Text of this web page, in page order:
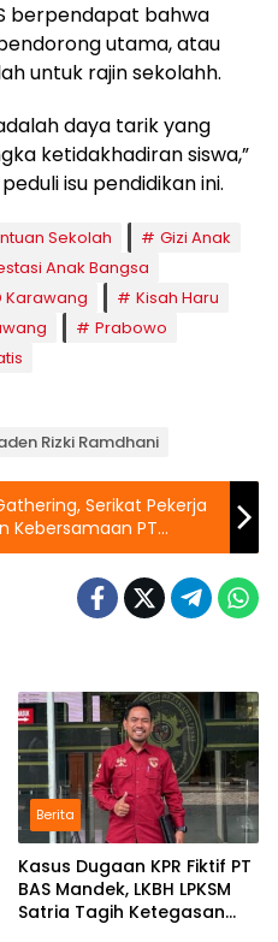
berpendapat bahwa
utama, atau
untuk rajin sekolahh.
daya tarik yang
ketidakhadiran siswa,”
isu pendidikan ini.
Sekolah
Gizi Anak
Anak Bangsa
Karawang
Kisah Haru
Prabowo
Rizki Ramdhani
Serikat Pekerja
Kebersamaan PT
Berita
Kasus Dugaan KPR Fiktif PT
BAS Mandek, LKBH LPKSM
Satria Tagih Ketegasan